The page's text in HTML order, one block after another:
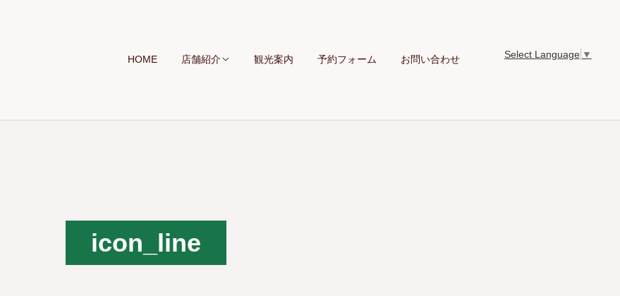
Select Language ▼
HOME 店舗紹介 観光案内 予約フォーム お問い合わせ
icon_line